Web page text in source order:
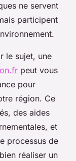
ne servent
participent
le sujet, une
peut vous
pour
région. Ce
des aides
et
processus de
réaliser un